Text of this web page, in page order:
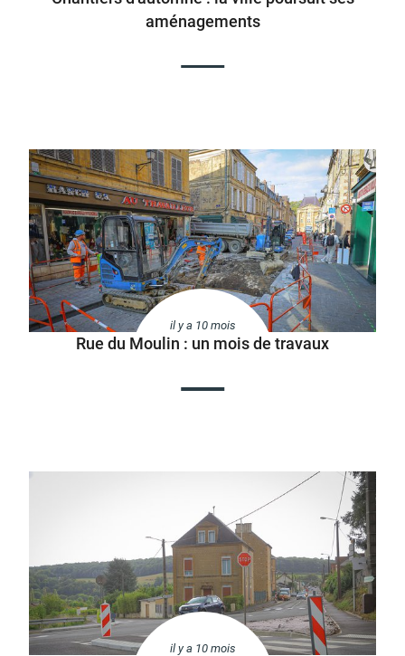
aménagements
il y a 10 mois
Rue du Moulin : un mois de travaux
il y a 10 mois